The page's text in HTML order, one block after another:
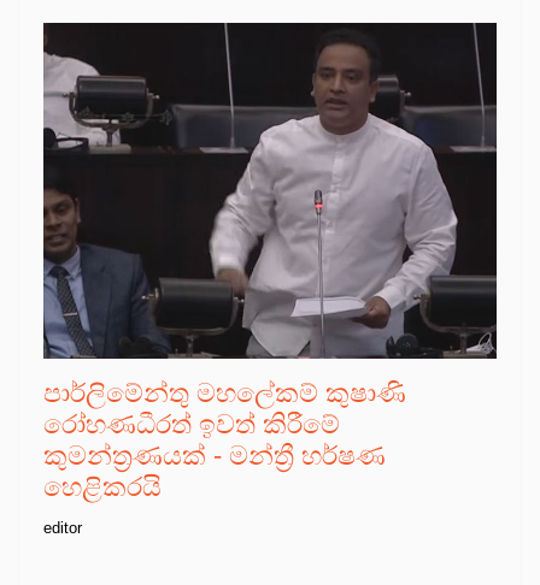
පාර්ලිමේන්තු මහලේකම් කුෂාණි
රෝහණධීරත් ඉවත් කිරීමේ
කුමන්ත්‍රණයක් - මන්ත්‍රී හර්ෂණ
හෙළිකරයි
editor